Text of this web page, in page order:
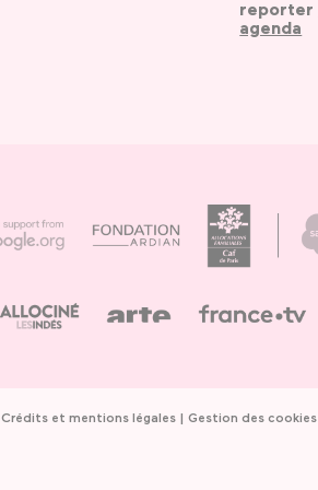
reporter
agenda
Crédits et mentions légales Gestion des cookies